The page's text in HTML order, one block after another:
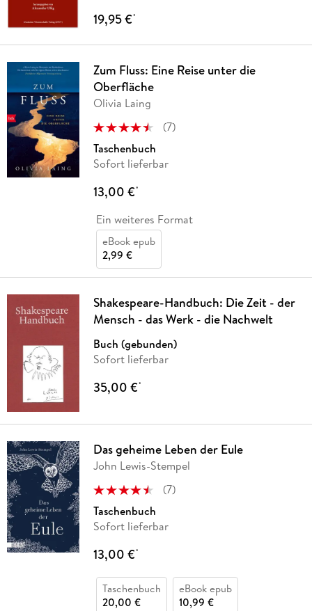
19,95 €*
Zum Fluss: Eine Reise unter die
Oberfläche
Olivia Laing
(7)
Taschenbuch
Sofort lieferbar
13,00 €*
Ein weiteres Format
eBook epub
2,99 €
Shakespeare-Handbuch: Die Zeit - der
Mensch - das Werk - die Nachwelt
Buch (gebunden)
Sofort lieferbar
35,00 €*
Das geheime Leben der Eule
John Lewis-Stempel
(7)
Taschenbuch
Sofort lieferbar
13,00 €*
Taschenbuch
20,00 €
eBook epub
10,99 €